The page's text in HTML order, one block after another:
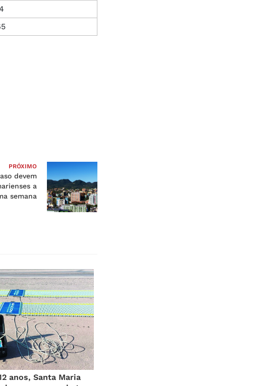
PRÓXIMO
devem
a
semana
anos, Santa Maria